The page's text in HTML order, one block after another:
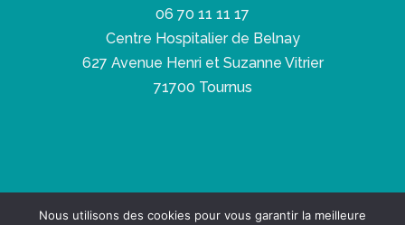
06 70 11 11 17
Centre Hospitalier de Belnay
627 Avenue Henri et Suzanne Vitrier
71700 Tournus
Nous utilisons des cookies pour vous garantir la meilleure